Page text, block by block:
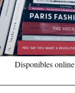
Disponibles online